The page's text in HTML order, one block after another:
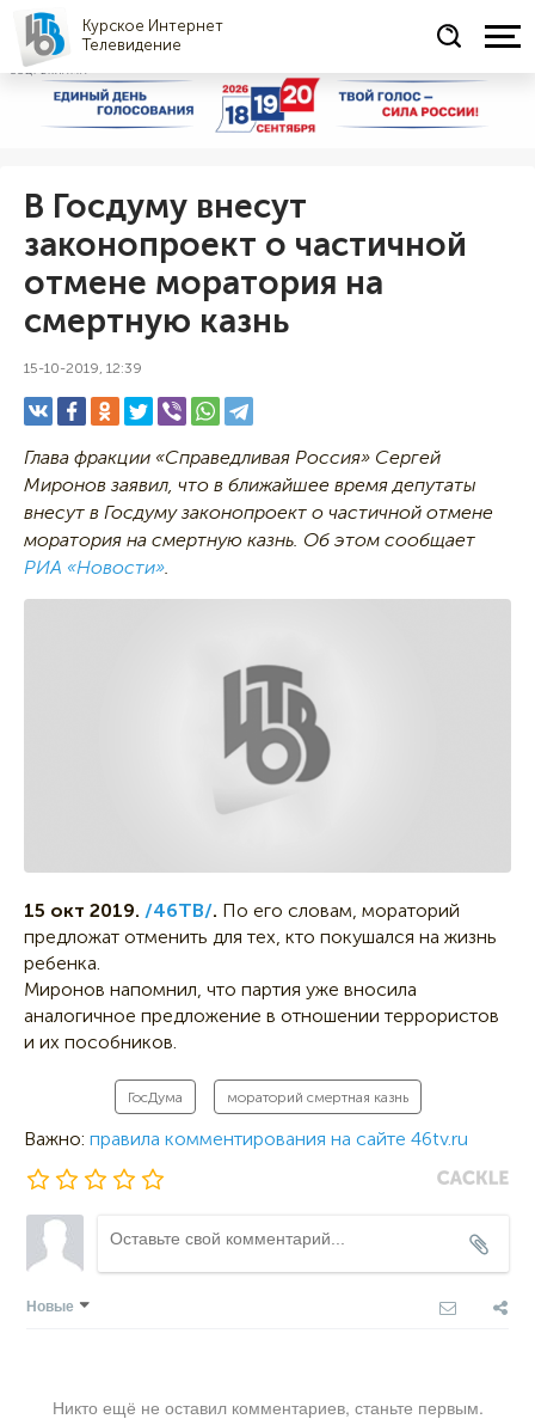
Курское Интернет
Телевидение
СОЦРЕКЛАМА
В Госдуму внесут
законопроект о частичной
отмене моратория на
смертную казнь
15-10-2019, 12:39
Глава фракции «Справедливая Россия» Сергей
Миронов заявил, что в ближайшее время депутаты
внесут в Госдуму законопроект о частичной отмене
моратория на смертную казнь. Об этом сообщает
РИА «Новости»
15 окт 2019. /46ТВ/. По его словам, мораторий
предложат отменить для тех, кто покушался на жизнь
ребенка.
Миронов напомнил, что партия уже вносила
аналогичное предложение в отношении террористов
и их пособников.
ГосДума мораторий смертная казнь
Важно: правила комментирования на сайте 46tv.ru
Новые
Никто ещё не оставил комментариев, станьте первым.